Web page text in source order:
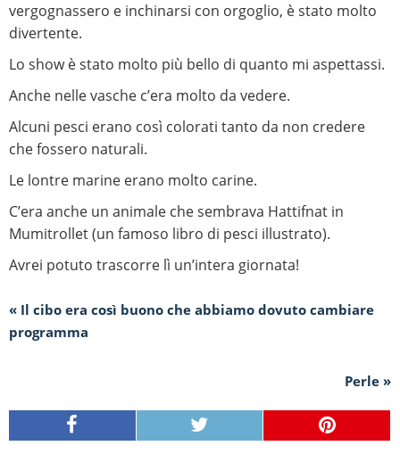
vergognassero e inchinarsi con orgoglio, è stato molto
divertente.
Lo show è stato molto più bello di quanto mi aspettassi.
Anche nelle vasche c’era molto da vedere.
Alcuni pesci erano così colorati tanto da non credere
che fossero naturali.
Le lontre marine erano molto carine.
C’era anche un animale che sembrava Hattifnat in
Mumitrollet (un famoso libro di pesci illustrato).
Avrei potuto trascorre lì un’intera giornata!
« Il cibo era così buono che abbiamo dovuto cambiare
programma
Perle »